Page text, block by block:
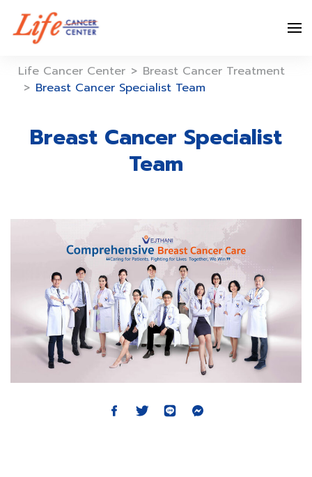
content
Life Cancer Center > Breast Cancer Treatment
> Breast Cancer Specialist Team
Breast Cancer Specialist
Team